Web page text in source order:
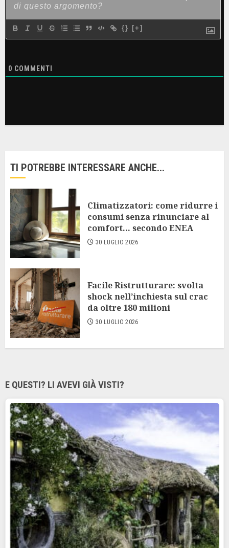
{} [+]
0 COMMENTI
TI POTREBBE INTERESSARE ANCHE...
Climatizzatori: come ridurre i
consumi senza rinunciare al
comfort… secondo ENEA
30 LUGLIO 2026
Facile Ristrutturare: svolta
shock nell’inchiesta sul crac
da oltre 180 milioni
30 LUGLIO 2026
E QUESTI? LI AVEVI GIÀ VISTI?